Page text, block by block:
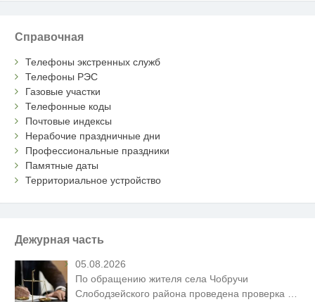
Справочная
Телефоны экстренных служб
Телефоны РЭС
Газовые участки
Телефонные коды
Почтовые индексы
Нерабочие праздничные дни
Профессиональные праздники
Памятные даты
Территориальное устройство
Дежурная часть
05.08.2026
По обращению жителя села Чобручи
Слободзейского района проведена проверка …